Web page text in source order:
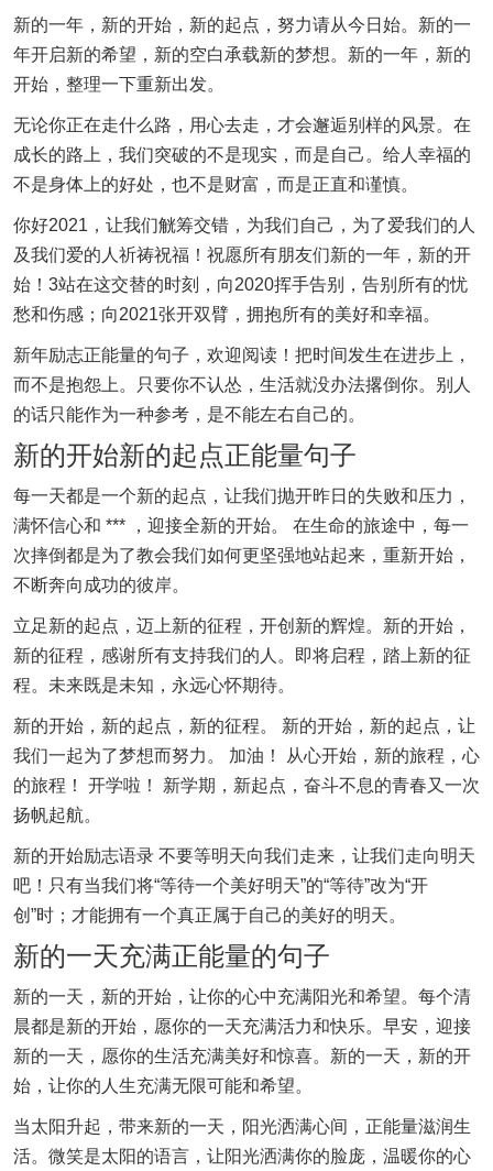
新的一年，新的开始，新的起点，努力请从今日始。新的一
年开启新的希望，新的空白承载新的梦想。新的一年，新的
开始，整理一下重新出发。
无论你正在走什么路，用心去走，才会邂逅别样的风景。在
成长的路上，我们突破的不是现实，而是自己。给人幸福的
不是身体上的好处，也不是财富，而是正直和谨慎。
你好2021，让我们觥筹交错，为我们自己，为了爱我们的人
及我们爱的人祈祷祝福！祝愿所有朋友们新的一年，新的开
始！3站在这交替的时刻，向2020挥手告别，告别所有的忧
愁和伤感；向2021张开双臂，拥抱所有的美好和幸福。
新年励志正能量的句子，欢迎阅读！把时间发生在进步上，
而不是抱怨上。只要你不认怂，生活就没办法撂倒你。别人
的话只能作为一种参考，是不能左右自己的。
新的开始新的起点正能量句子
每一天都是一个新的起点，让我们抛开昨日的失败和压力，
满怀信心和 *** ，迎接全新的开始。 在生命的旅途中，每一
次摔倒都是为了教会我们如何更坚强地站起来，重新开始，
不断奔向成功的彼岸。
立足新的起点，迈上新的征程，开创新的辉煌。新的开始，
新的征程，感谢所有支持我们的人。即将启程，踏上新的征
程。未来既是未知，永远心怀期待。
新的开始，新的起点，新的征程。 新的开始，新的起点，让
我们一起为了梦想而努力。 加油！ 从心开始，新的旅程，心
的旅程！ 开学啦！ 新学期，新起点，奋斗不息的青春又一次
扬帆起航。
新的开始励志语录 不要等明天向我们走来，让我们走向明天
吧！只有当我们将“等待一个美好明天”的“等待”改为“开
创”时；才能拥有一个真正属于自己的美好的明天。
新的一天充满正能量的句子
新的一天，新的开始，让你的心中充满阳光和希望。每个清
晨都是新的开始，愿你的一天充满活力和快乐。早安，迎接
新的一天，愿你的生活充满美好和惊喜。新的一天，新的开
始，让你的人生充满无限可能和希望。
当太阳升起，带来新的一天，阳光洒满心间，正能量滋润生
活。微笑是太阳的语言，让阳光洒满你的脸庞，温暖你的心